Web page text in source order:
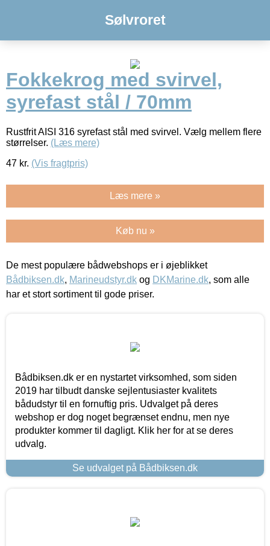
Sølvroret
Fokkekrog med svirvel,
syrefast stål / 70mm
Rustfrit AISI 316 syrefast stål med svirvel. Vælg mellem flere
størrelser. (Læs mere)
47 kr. (Vis fragtpris)
Læs mere »
Køb nu »
De mest populære bådwebshops er i øjeblikket
Bådbiksen.dk, Marineudstyr.dk og DKMarine.dk, som alle
har et stort sortiment til gode priser.
Bådbiksen.dk er en nystartet virksomhed, som siden
2019 har tilbudt danske sejlentusiaster kvalitets
bådudstyr til en fornuftig pris. Udvalget på deres
webshop er dog noget begrænset endnu, men nye
produkter kommer til dagligt. Klik her for at se deres
udvalg.
Se udvalget på Bådbiksen.dk